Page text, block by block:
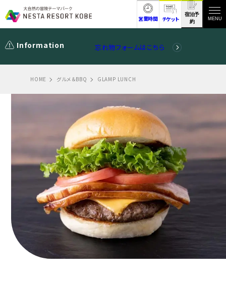
営業時間 チケット
宿泊予
約
MENU
Information 忘れ物フォームはこちら
HOME グルメ＆BBQ GLAMP LUNCH